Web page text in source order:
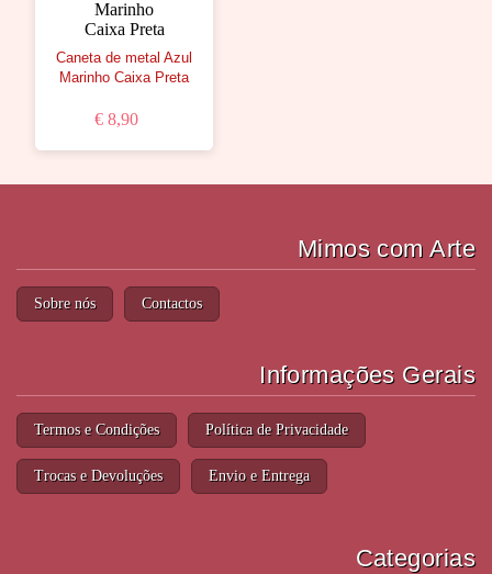
Caneta de metal Azul
Marinho Caixa Preta
€ 8,90
Mimos com Arte
Sobre nós Contactos
Informações Gerais
Termos e Condições Política de Privacidade
Trocas e Devoluções Envio e Entrega
Categorias